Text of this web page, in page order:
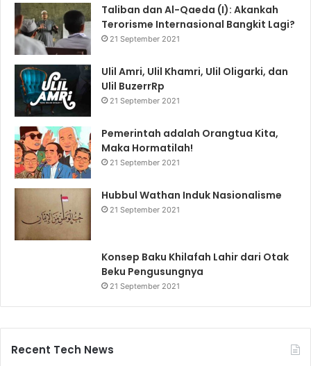
Taliban dan Al-Qaeda (I): Akankah
Terorisme Internasional Bangkit Lagi?
21 September 2021
Ulil Amri, Ulil Khamri, Ulil Oligarki, dan
Ulil BuzerrRp
21 September 2021
Pemerintah adalah Orangtua Kita,
Maka Hormatilah!
21 September 2021
Hubbul Wathan Induk Nasionalisme
21 September 2021
Konsep Baku Khilafah Lahir dari Otak
Beku Pengusungnya
21 September 2021
Recent Tech News